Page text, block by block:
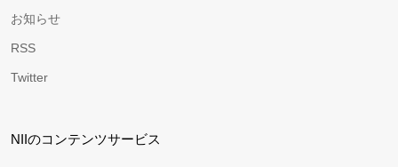
お知らせ
RSS
Twitter
NIIのコンテンツサービス